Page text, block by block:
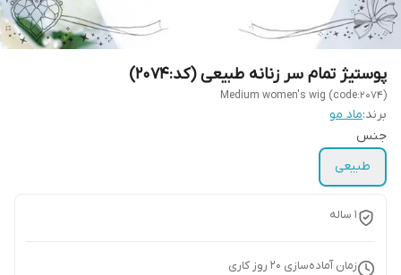
پوستیژ تمام سر زنانه طبیعی (کد:2074)
Medium women's wig (code:2074)
برند:ماد مو
جنس
طبیعی
1 ساله
زمان آماده‌سازی 20 روز کاری